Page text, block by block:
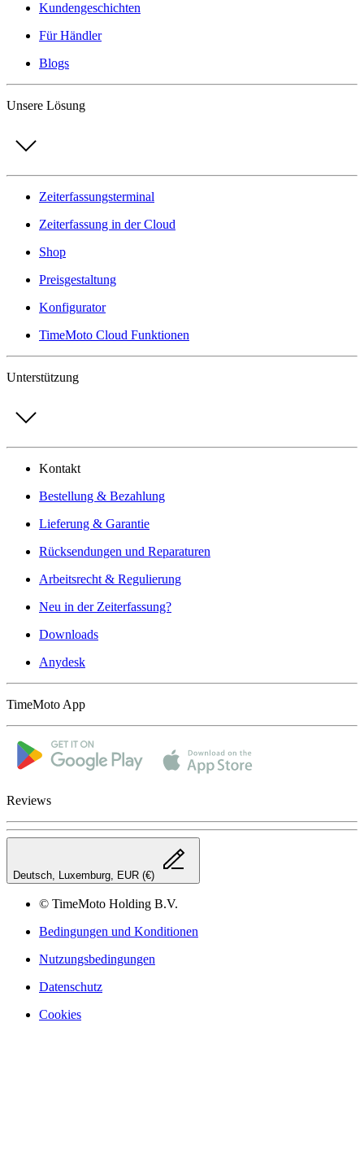
Kundengeschichten
Für Händler
Blogs
Unsere Lösung
Zeiterfassungsterminal
Zeiterfassung in der Cloud
Shop
Preisgestaltung
Konfigurator
TimeMoto Cloud Funktionen
Unterstützung
Kontakt
Bestellung & Bezahlung
Lieferung & Garantie
Rücksendungen und Reparaturen
Arbeitsrecht & Regulierung
Neu in der Zeiterfassung?
Downloads
Anydesk
TimeMoto App
Reviews
Deutsch, Luxemburg, EUR (€)
© TimeMoto Holding B.V.
Bedingungen und Konditionen
Nutzungsbedingungen
Datenschutz
Cookies